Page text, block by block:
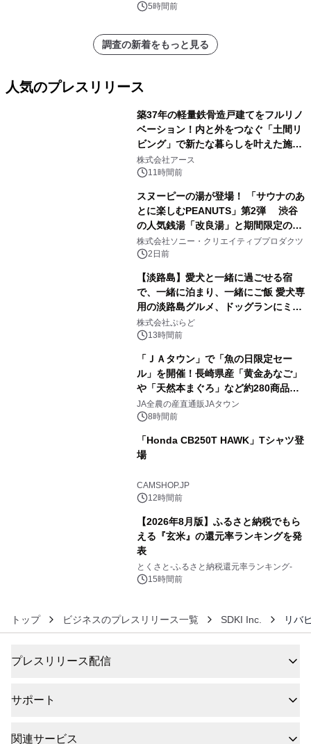
ポートを発表
5時間前
調査の新着をもっと見る
人気のプレスリリース
築37年の軽量鉄骨造戸建てをフルリノ
ベーション！内と外をつなぐ「土間リ
ビング」で新たな暮らしを叶えた施工
事例を株式会社アースが公開
株式会社アース
11時間前
スヌーピーの湯が登場！ 「サウナのあ
とに楽しむPEANUTS」第2弾 渋谷
の人気銭湯「改良湯」と期間限定のコ
ラボレーション サウナイキタイコラ
ボグッズも発売決定！
株式会社ソニー・クリエイティブプロダクツ
2日前
【淡路島】愛犬と一緒に過ごせる宿
で、一緒に泊まり、一緒にご飯 愛犬専
用の淡路島グルメ、ドッグランにミニ
プール グランピングとトレーラーハウ
スの2施設で
株式会社ぷらど
13時間前
「ＪＡタウン」で「魚の日限定セー
ル」を開催！長崎県産「黄金あなご」
や「天然本まぐろ」など約280商品を
販売！～毎月１０日の定例企画～
JA全農の産直通販JAタウン
8時間前
「Honda CB250T HAWK」Tシャツ登
場
CAMSHOP.JP
12時間前
【2026年8月版】ふるさと納税でもら
える『玄米』の還元率ランキングを発
表
とくさと-ふるさと納税還元率ランキング-
15時間前
トップ ビジネスのプレスリリース一覧 SDKI Inc. リバ
プレスリリース配信
サポート
関連サービス